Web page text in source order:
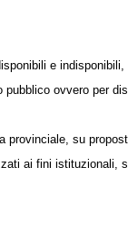
e indisponibili,
ovvero per
su
ai fini istituzionali,